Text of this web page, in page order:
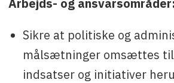
Arbejds- og ansvarsområder:
Sikre at politiske og
målsætninger omsættes
indsatser og initiativer